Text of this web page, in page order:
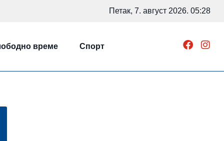
Петак, 7. август 2026. 05:28
време Спорт